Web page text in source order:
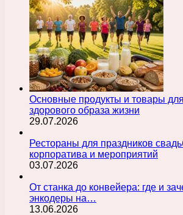
Основные продукты и товары
здорового образа жизни
29.07.2026
Рестораны для праздников
корпоратива и мероприятий
03.07.2026
От станка до конвейера: где и
энкодеры на…
13.06.2026